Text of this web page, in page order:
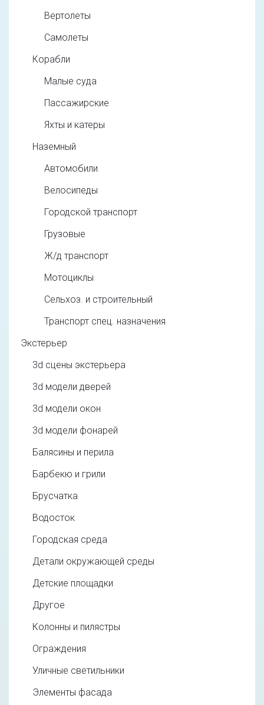
Вертолеты
Самолеты
Корабли
Малые суда
Пассажирские
Яхты и катеры
Наземный
Автомобили
Велосипеды
Городской транспорт
Грузовые
Ж/д транспорт
Мотоциклы
Сельхоз. и строительный
Транспорт спец. назначения
Экстерьер
3d cцены экстерьера
3d модели дверей
3d модели окон
3d модели фонарей
Балясины и перила
Барбекю и грили
Брусчатка
Водосток
Городская среда
Детали окружающей среды
Детские площадки
Другое
Колонны и пилястры
Ограждения
Уличные светильники
Элементы фасада